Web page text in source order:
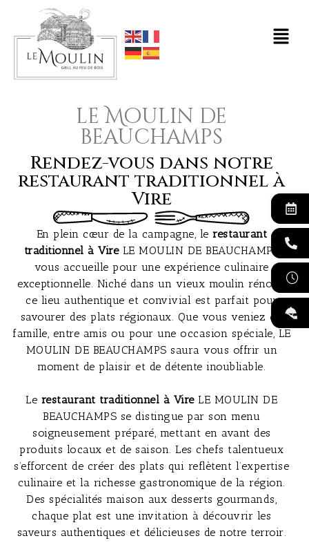
le Moulin de
beauchamps
Rendez-vous dans notre
restaurant traditionnel à
Vire
En plein cœur de la campagne, lerestaurant
traditionnel à VireLE MOULIN DE BEAUCHAMPS
vous accueille pour une expérience culinaire
exceptionnelle. Niché dans un vieux moulin rénové,
ce lieu authentique et convivial est parfait pour
savourer des plats régionaux. Que vous veniez en
famille, entre amis ou pour une occasion spéciale, LE
MOULIN DE BEAUCHAMPS saura vous offrir un
moment de plaisir et de détente inoubliable.
Le restaurant traditionnel à VireLE MOULIN DE
BEAUCHAMPS se distingue par son menu
soigneusement préparé, mettant en avant des
produits locaux et de saison. Les chefs talentueux
s’efforcent de créer des plats qui reflètent l’expertise
culinaire et la richesse gastronomique de la région.
Des spécialités maison aux desserts gourmands,
chaque plat est une invitation à découvrir les
saveurs authentiques et délicieuses de notre terroir.